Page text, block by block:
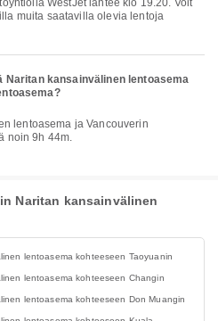
WestJet lähtee klo 19.20. Voit
muita saatavilla olevia lentoja
Naritan kansainvälinen lentoasema
noin 9h 44m.
Naritan kansainvälinen
lentoasema kohteeseen Taoyuanin
lentoasema kohteeseen Changin
lentoasema kohteeseen Don Muangin